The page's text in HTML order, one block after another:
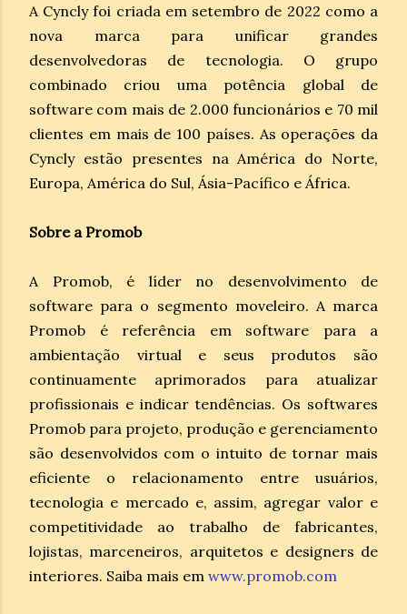
A Cyncly foi criada em setembro de 2022 como a
nova marca para unificar grandes
desenvolvedoras de tecnologia. O grupo
combinado criou uma potência global de
software com mais de 2.000 funcionários e 70 mil
clientes em mais de 100 países. As operações da
Cyncly estão presentes na América do Norte,
Europa, América do Sul, Ásia-Pacífico e África.
Sobre a Promob
A Promob, é líder no desenvolvimento de
software para o segmento moveleiro. A marca
Promob é referência em software para a
ambientação virtual e seus produtos são
continuamente aprimorados para atualizar
profissionais e indicar tendências. Os softwares
Promob para projeto, produção e gerenciamento
são desenvolvidos com o intuito de tornar mais
eficiente o relacionamento entre usuários,
tecnologia e mercado e, assim, agregar valor e
competitividade ao trabalho de fabricantes,
lojistas, marceneiros, arquitetos e designers de
interiores. Saiba mais em www.promob.com